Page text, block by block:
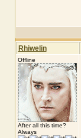
Rhiwelin
Offline
After all this time?
Always